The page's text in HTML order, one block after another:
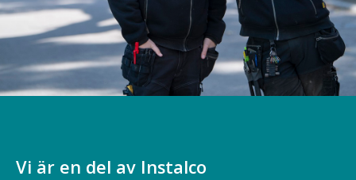
Vi är en del av Instalco